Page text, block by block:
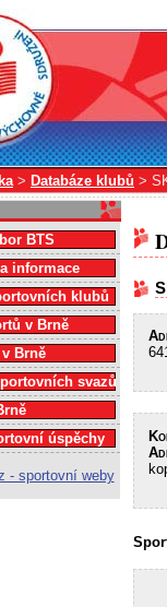
> Databáze klubů >
BTS
informace
klubů
v Brně
Brně
svazů
úspěchy